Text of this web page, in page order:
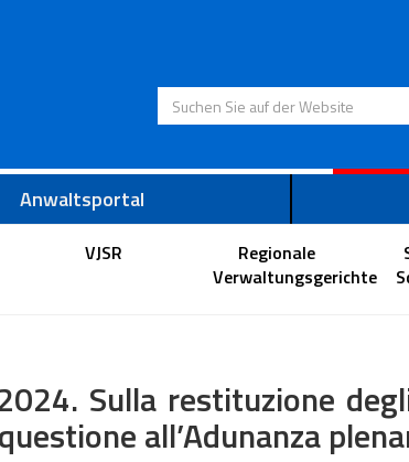
Suchen Sie auf der Website
Anwaltsportal
VJSR
Regionale
Verwaltungsgerichte
Sulla restituzione
all’Adunanza